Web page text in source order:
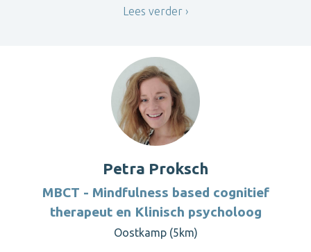
Lees verder
Petra Proksch
MBCT - Mindfulness based cognitief
therapeut en Klinisch psycholoog
Oostkamp (5km)